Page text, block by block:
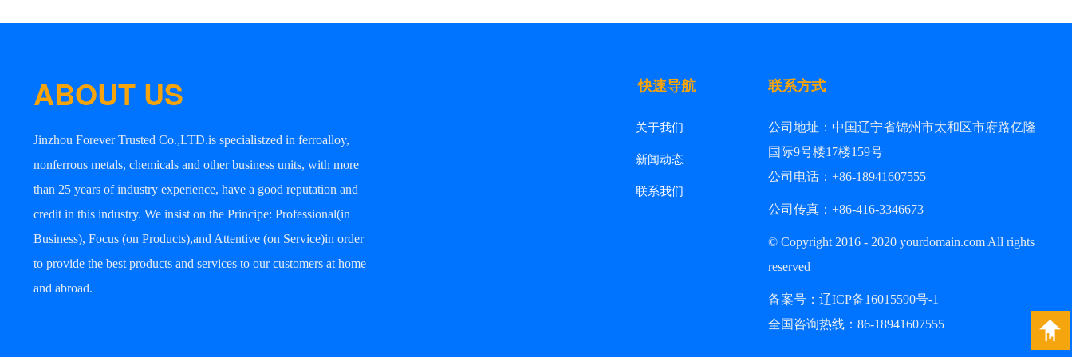
ABOUT US
Jinzhou Forever Trusted Co.,LTD.is specialistzed in ferroalloy,
nonferrous metals, chemicals and other business units, with more
than 25 years of industry experience, have a good reputation and
credit in this industry. We insist on the Principe: Professional(in
Business), Focus (on Products),and Attentive (on Service)in order
to provide the best products and services to our customers at home
and abroad.
快速导航
关于我们
新闻动态
联系我们
联系方式
公司地址： 中国辽宁省锦州市太和区市府路亿隆
国际9号楼17楼159号
公司电话：+86-18941607555
公司传真：+86-416-3346673
© Copyright 2016 - 2020 yourdomain.com All rights
reserved
备案号： 辽ICP备16015590号-1
全国咨询热线： 86-18941607555